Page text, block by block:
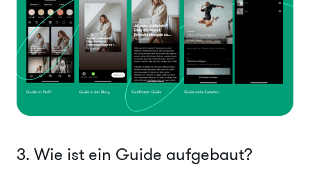
3. Wie ist ein Guide aufgebaut?